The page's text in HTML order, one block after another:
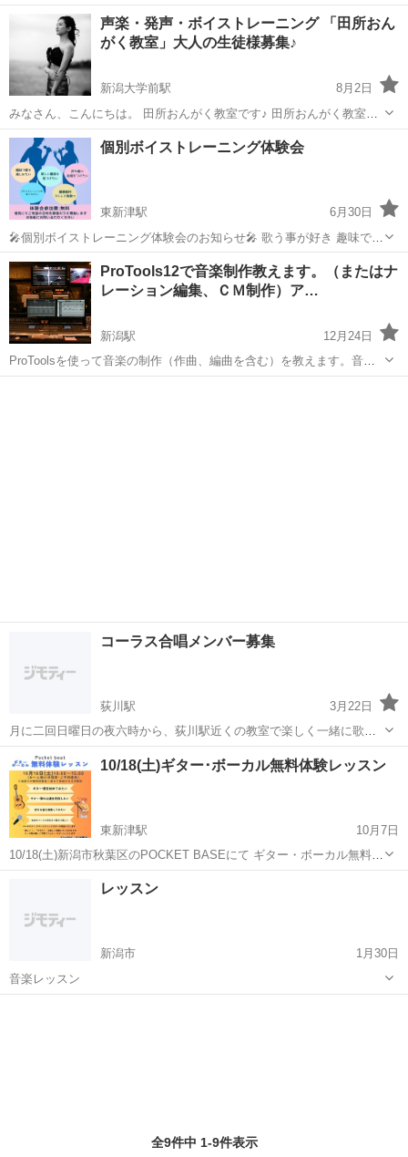
い 疲れない声の出し方を身に付けたい ストレス発散 健康のために 新
しい趣味にしたい オーディションに向けて、、、など、 なんでもご相
談ください♪ 歌の基本...
新潟市 ボーカル ボイトレ
声楽・発声・ボイストレーニング 「田所おん
がく教室」大人の生徒様募集♪
新潟大学前駅
8月2日
みなさん、こんにちは。 田所おんがく教室です♪ 田所おんがく教室で
は、大人の生徒様を募集しております。 初心者様歓迎、楽譜が読めな
くても大丈夫です。 ♪1対1のゆったり個人レッスン ♪お仕事...
新潟 新潟市 新潟大学前駅 ボーカル レッスン
個別ボイストレーニング体験会
東新津駅
6月30日
🎤個別ボイストレーニング体験会のお知らせ🎤 歌う事が好き 趣味で歌
を楽しみたい 歌を趣味をにしたい 好きな歌を上手に歌えるようになり
たい 等 「歌うって楽しい！」を応援、サポートします✨ 体験会はご
希望者様のご都合をお...
新潟 新潟市 ボーカル 趣味
ProTools12で音楽制作教えます。（またはナ
レーション編集、ＣＭ制作）ア…
新潟駅
12月24日
ProToolsを使って音楽の制作（作曲、編曲を含む）を教えます。音楽
制作では今はCUEBASEが主流になりつつありますが、ProToolsの方
コーラス合唱メンバー募集
荻川駅
3月22日
月に二回日曜日の夜六時から、荻川駅近くの教室で楽しく一緒に歌い
ましょう！ 質問や少しでも興味がありましたら
tsubaki1042@docomo.ne.jpまで気軽にご連絡下さい！
新潟 新潟市 荻川駅 ボーカル コーラス
10/18(土)ギター･ボーカル無料体験レッスン
東新津駅
10月7日
10/18(土)新潟市秋葉区のPOCKET BASEにて ギター・ボーカル無料体
験レッスンを開催します🎸🎤 ・ギター、歌を始めてみたい ・ギター、
歌の上達を目指したい ・何か新しい趣味を見つけたい 月1で開催して
いる好評...
新潟市 東新津駅
レッスン
新潟市
1月30日
音楽レッスン
全9件中 1-9件表示